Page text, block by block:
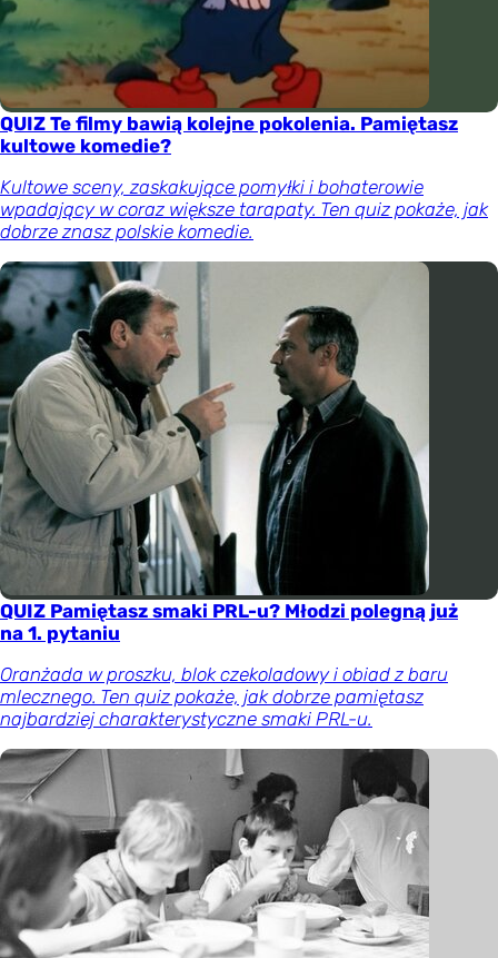
QUIZ Te filmy bawią kolejne pokolenia. Pamiętasz
kultowe komedie?
Kultowe sceny, zaskakujące pomyłki i bohaterowie
wpadający w coraz większe tarapaty. Ten quiz pokaże, jak
dobrze znasz polskie komedie.
QUIZ Pamiętasz smaki PRL-u? Młodzi polegną już
na 1. pytaniu
Oranżada w proszku, blok czekoladowy i obiad z baru
mlecznego. Ten quiz pokaże, jak dobrze pamiętasz
najbardziej charakterystyczne smaki PRL-u.